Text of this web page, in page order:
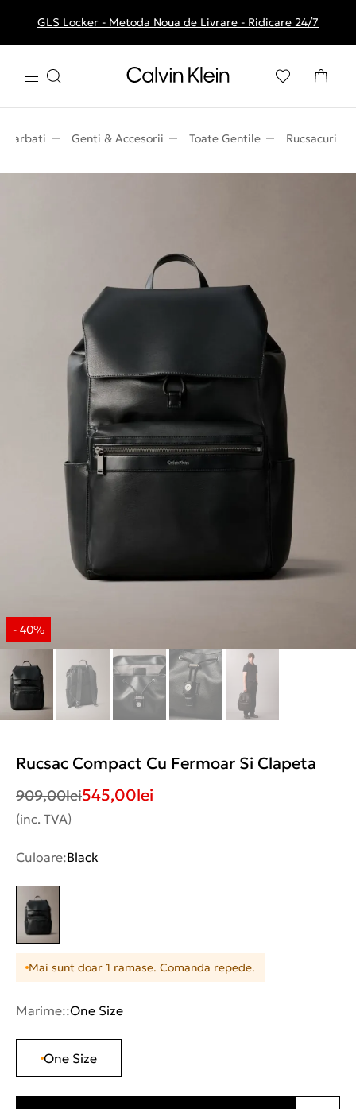
Livrare gratuita la comenzile de peste 250 RON
GLS Locker - Metoda Noua de Livrare - Ridicare 24/7
Barbati Genti & Accesorii Toate Gentile Rucsacuri
Rucsac Compact Cu Fermoar Si Clapeta
909,00lei545,00lei
(inc. TVA)
Culoare:Black
Mai sunt doar 1 ramase. Comanda repede.
Marime::One Size
One Size